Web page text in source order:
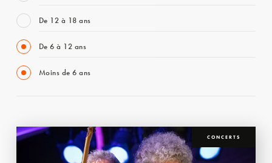
De 12 à 18 ans
De 6 à 12 ans
Moins de 6 ans
CONCERTS